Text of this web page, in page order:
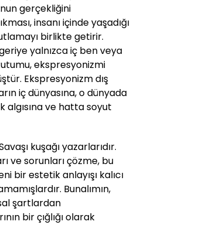
gerçekliğini
insanı içinde yaşadığı
birlikte getirir.
yalnızca iç ben veya
ekspresyonizmi
Ekspresyonizm dış
iç dünyasına, o dünyada
algısına ve hatta soyut
kuşağı yazarlarıdır.
ve sorunları çözme, bu
bir estetik anlayışı kalıcı
Bunalımın,
şartlardan
bir çığlığı olarak